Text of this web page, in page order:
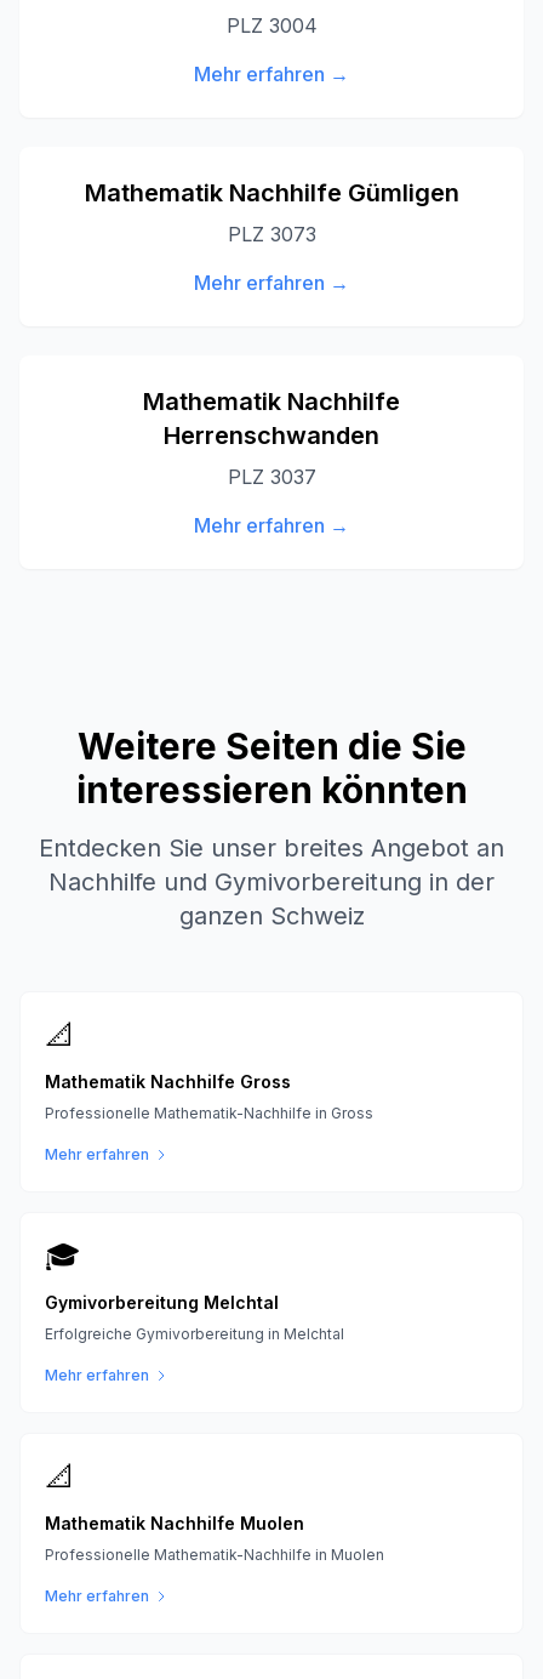
PLZ 3004
Mehr erfahren →
Mathematik Nachhilfe Gümligen
PLZ 3073
Mehr erfahren →
Mathematik Nachhilfe
Herrenschwanden
PLZ 3037
Mehr erfahren →
Weitere Seiten die Sie
interessieren könnten
Entdecken Sie unser breites Angebot an
Nachhilfe und Gymivorbereitung in der
ganzen Schweiz
📐
Mathematik Nachhilfe Gross
Professionelle Mathematik-Nachhilfe in Gross
Mehr erfahren
🎓
Gymivorbereitung Melchtal
Erfolgreiche Gymivorbereitung in Melchtal
Mehr erfahren
📐
Mathematik Nachhilfe Muolen
Professionelle Mathematik-Nachhilfe in Muolen
Mehr erfahren